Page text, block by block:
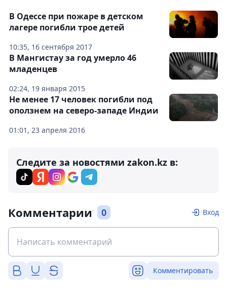
10:35, 16 сентября 2017
В Одессе при пожаре в детском
лагере погибли трое детей
02:24, 19 января 2015
В Мангистау за год умерло 46
младенцев
01:01, 23 апреля 2016
Не менее 17 человек погибли под
оползнем на северо-западе Индии
Следите за новостями zakon.kz в:
Комментарии 0 Вход
Комментировать